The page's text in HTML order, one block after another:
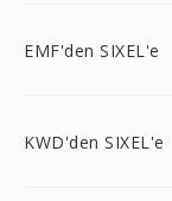
EMF'den SIXEL'e
KWD'den SIXEL'e